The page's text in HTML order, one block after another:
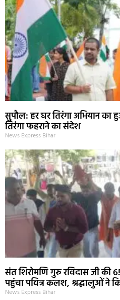
सुपौल: हर घर तिरंगा अभियान का
तिरंगा फहराने का संदेश
News Express Bihar
संत शिरोमणि गुरु रविदास जी की
पहुंचा पवित्र कलश, श्रद्धालुओं ने
News Express Bihar